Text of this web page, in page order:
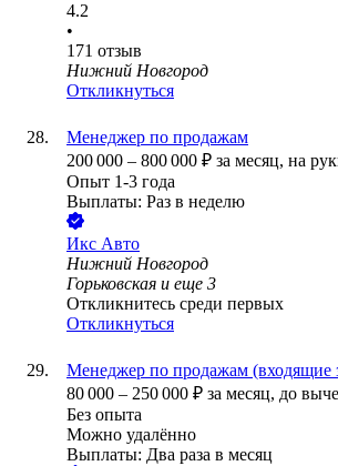
4.2
•
171 отзыв
Нижний Новгород
Откликнуться
Менеджер по продажам
200 000 – 800 000 ₽ за месяц, на
Опыт 1-3 года
Выплаты: Раз в неделю
Икс Авто
Нижний Новгород
Горьковская и еще 3
Откликнитесь среди первых
Откликнуться
Менеджер по продажам (входящие
80 000 – 250 000 ₽ за месяц, до
Без опыта
Можно удалённо
Выплаты: Два раза в месяц